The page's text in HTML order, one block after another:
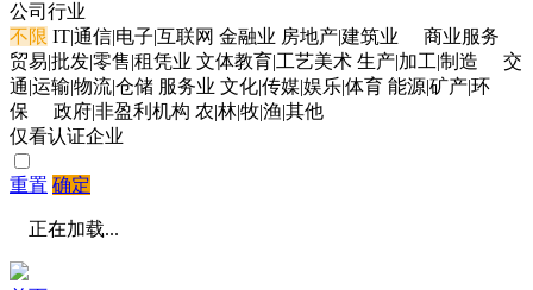
公司行业
不限 IT|通信|电子|互联网 金融业 房地产|建筑业
商业服务
贸易|批发|零售|租凭业 文体教育|工艺美术 生产|加工|制造
交
通|运输|物流|仓储 服务业 文化|传媒|娱乐|体育 能源|矿产|环
保
政府|非盈利机构 农|林|牧|渔|其他
仅看认证企业
重置 确定
正在加载...